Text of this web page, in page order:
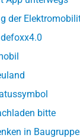
der
bitte
in